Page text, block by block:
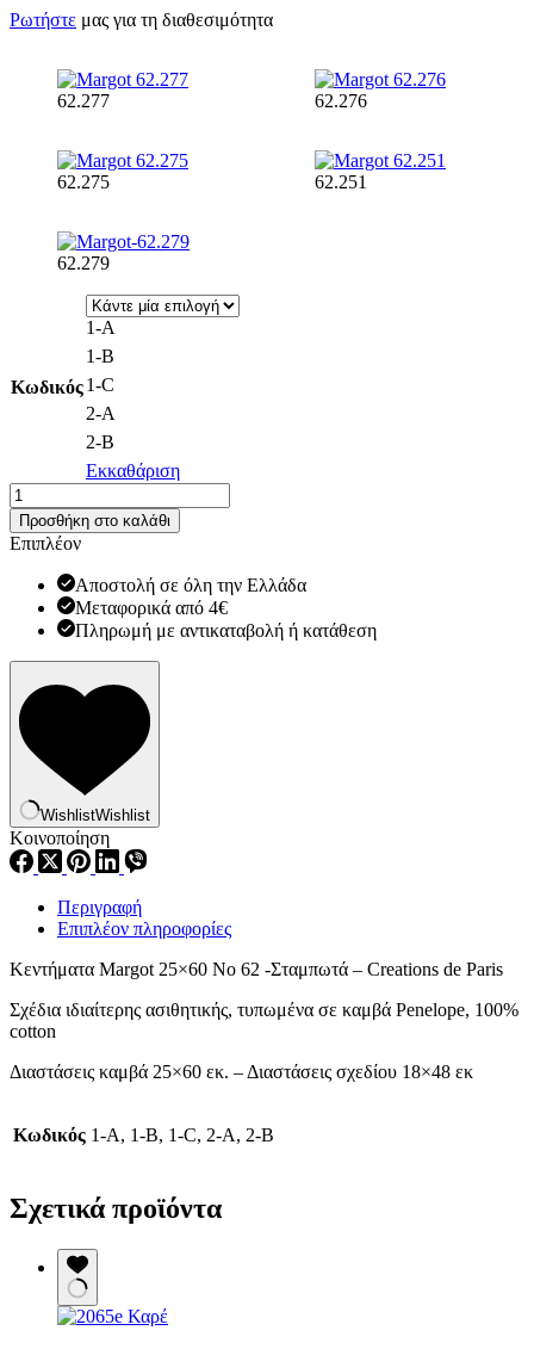
Ρωτήστε μας για τη διαθεσιμότητα
62.277 62.276
62.275 62.251
62.279
Κωδικός
1-Α
1-B
1-C
2-A
2-B
Εκκαθάριση
Κεντήματα
Margot
25x60
Νο
ποσότητα
Προσθήκη στο καλάθι
Επιπλέον
Αποστολή σε όλη την Ελλάδα
Μεταφορικά από 4€
Πληρωμή με αντικαταβολή ή κατάθεση
WishlistWishlist
Κοινοποίηση
Περιγραφή
Επιπλέον πληροφορίες
Κεντήματα Margot 25×60 Νο 62 -Σταμπωτά – Creations de Paris
Σχέδια ιδιαίτερης ασιθητικής, τυπωμένα σε καμβά Penelope, 100%
cotton
Διαστάσεις καμβά 25×60 εκ. – Διαστάσεις σχεδίου 18×48 εκ
Κωδικός 1-Α, 1-B, 1-C, 2-A, 2-B
Σχετικά προϊόντα